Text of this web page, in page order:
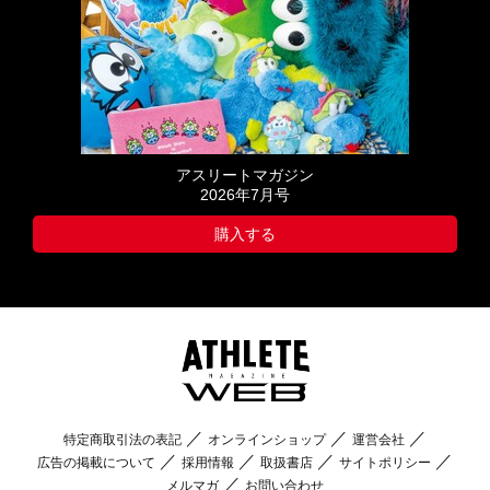
アスリートマガジン
2026年7月号
購入する
特定商取引法の表記 オンラインショップ
運営会社
広告の掲載について
採用情報 取扱書店
サイトポリシー
メルマガ
お問い合わせ